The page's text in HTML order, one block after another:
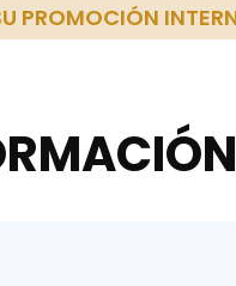
PROMOCIÓN